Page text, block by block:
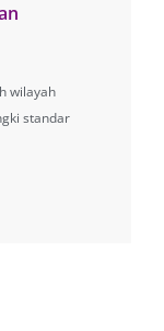
wilayah
standar